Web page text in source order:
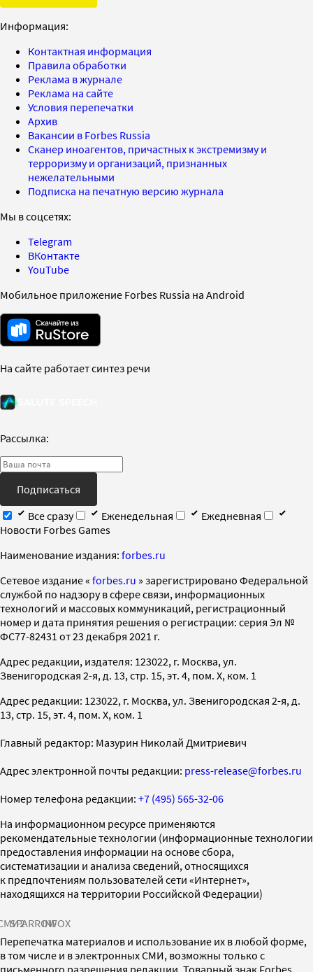
Информация:
Контактная информация
Правила обработки
Реклама в журнале
Реклама на сайте
Условия перепечатки
Архив
Вакансии в Forbes Russia
Сканер иноагентов, причастных к экстремизму и
терроризму и организаций, признанных
нежелательными
Подписка на печатную версию журнала
Мы в соцсетях:
Telegram
ВКонтакте
YouTube
Мобильное приложение Forbes Russia на Android
На сайте работает синтез речи
Рассылка:
Подписаться
Все сразу
Еженедельная
Ежедневная
Новости Forbes Games
Наименование издания: forbes.ru
Cетевое издание « forbes.ru » зарегистрировано Федеральной
службой по надзору в сфере связи, информационных
технологий и массовых коммуникаций, регистрационный
номер и дата принятия решения о регистрации: серия Эл №
ФС77-82431 от 23 декабря 2021 г.
Адрес редакции, издателя: 123022, г. Москва, ул.
Звенигородская 2-я, д. 13, стр. 15, эт. 4, пом. X, ком. 1
Адрес редакции: 123022, г. Москва, ул. Звенигородская 2-я, д.
13, стр. 15, эт. 4, пом. X, ком. 1
Главный редактор: Мазурин Николай Дмитриевич
Адрес электронной почты редакции: press-release@forbes.ru
Номер телефона редакции: +7 (495) 565-32-06
На информационном ресурсе применяются
рекомендательные технологии (информационные технологии
предоставления информации на основе сбора,
систематизации и анализа сведений, относящихся
к предпочтениям пользователей сети «Интернет»,
находящихся на территории Российской Федерации)
SPARROWINFOX
Перепечатка материалов и использование их в любой форме,
в том числе и в электронных СМИ, возможны только с
письменного разрешения редакции. Товарный знак Forbes